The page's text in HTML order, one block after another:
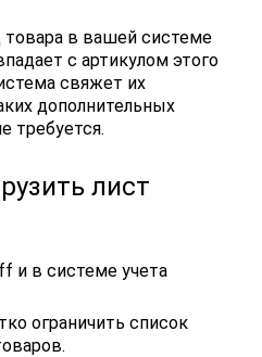
товара в вашей системе
с артикулом этого
свяжет их
дополнительных
требуется.
лист
и в системе учета
ограничить список